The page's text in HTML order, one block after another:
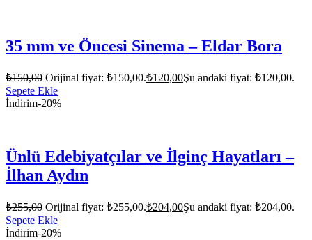
35 mm ve Öncesi Sinema – Eldar Bora
₺150,00 Orijinal fiyat: ₺150,00.₺120,00Şu andaki fiyat: ₺120,00.
Sepete Ekle
İndirim-20%
Ünlü Edebiyatçılar ve İlginç Hayatları –
İlhan Aydın
₺255,00 Orijinal fiyat: ₺255,00.₺204,00Şu andaki fiyat: ₺204,00.
Sepete Ekle
İndirim-20%